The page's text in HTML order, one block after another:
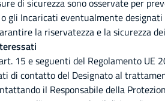
di sicurezza sono osservate per
o gli Incaricati eventualmente
la riservatezza e la sicurezza
15 e seguenti del Regolamento
di contatto del Designato al
il Responsabile della